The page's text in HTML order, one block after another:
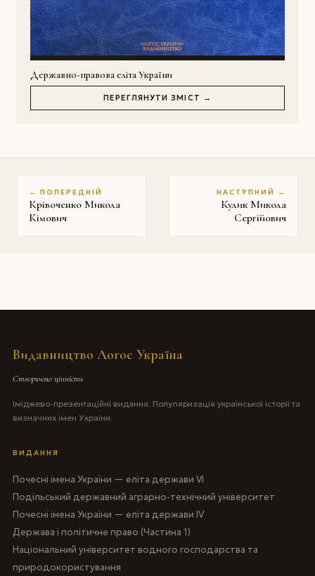
Державно-правова еліта України
ПЕРЕГЛЯНУТИ ЗМІСТ →
← ПОПЕРЕДНІЙ
Крівоченко Микола
Кімович
НАСТУПНИЙ →
Кулик Микола
Сергійович
Видавництво Логос Україна
Створюємо цінність
Іміджево-презентаційні видання. Популяризація української історії та
визначних імен України.
ВИДАННЯ
Почесні імена України — еліта держави VI
Подільський державний аграрно-технічний університет
Почесні імена України — еліта держави IV
Держава і політичне право (Частина 1)
Національний університет водного господарства та
природокористування